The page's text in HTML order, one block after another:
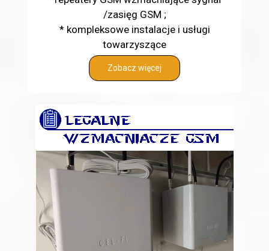
/zasięg GSM ;
* kompleksowe instalacje i usługi
towarzyszące
Zobacz więcej